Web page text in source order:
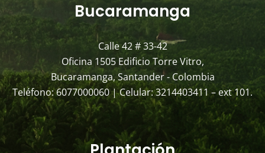
Bucaramanga
Calle 42 # 33-42
Oficina 1505 Edificio Torre Vitro,
Bucaramanga, Santander - Colombia
Teléfono: 6077000060 | Celular: 3214403411 – ext 101.